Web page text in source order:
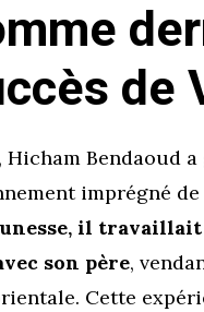
de
Hicham Bendaoud
imprégné de
il
son père,
Cette